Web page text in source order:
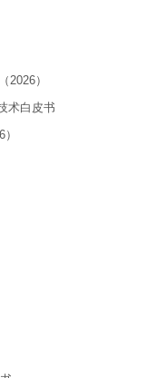
2026）
术白皮书